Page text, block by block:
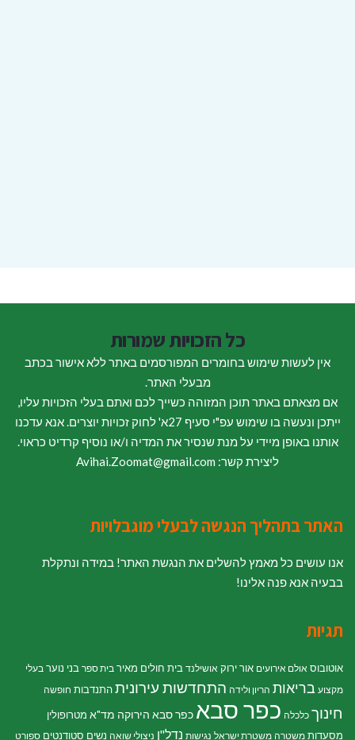
כל הזכויות שמורות
אין לעשות שימוש בחומרים המפורסמים באתר ללא אישור בכתב
מבעלי האתר.
אם מצאתם באתר תוכן המזוהה כשייך לכם ואתם בעלי הזכויות עליו,
ייתכן ונעשה בו שימוש עפ"י סעיף 27א' לחוק זכויות יוצרים. אנא עדכנו
אותנו באופן מיידי על מנת שנסיר את המדיה ו/או נוסיף קרדיט כראוי.
ליצירת קשר: Avihai.Zoomat@gmail.com
האתר בתהליך הנגשה לבעלי מוגבלויות
אנו עושים כל מאמץ להשלים את הנגשת האתר! במידה ונתקלת
בבעיה אנא פנה אלינו!
תגיות
אוטובוס אולם אירועים אור ירוק אושילנד בית חולים מאיר בית ספר בני נוער בעלי
מקצוע בריאות הריון ולידה התחדשות עירוניתהתנדבות חופשה
חינוך כלכלה כפר סבא כפר סבא הירוקה מד"א מטרופולין
מסעדות משטרה משטרת ישראל נגישות נדל"ן ניצולי שואה נשים סטודנטים ספורט